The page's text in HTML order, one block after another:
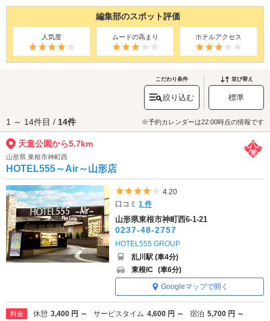
編集部のスポット評価
人気度 ムードの高まり ホテルアクセス
こだわり条件
絞り込む
並び替え
標準
1 ～ 14件目 / 14件 ※予約カレンダーは22:00時点の情報です
天童公園から5.7km
山形県 東根市神町西
HOTEL555～Air～山形店
5つ星のうち4
4.20
口コミ1 件
山形県東根市神町西6-1-21
0237-48-2757
HOTEL555 GROUP
乱川駅 (車4分)
東根IC (車6分)
Googleマップで開く
料金 休憩 3,400 円 ～ サービスタイム 4,600 円 ～ 宿泊 5,700 円 ～